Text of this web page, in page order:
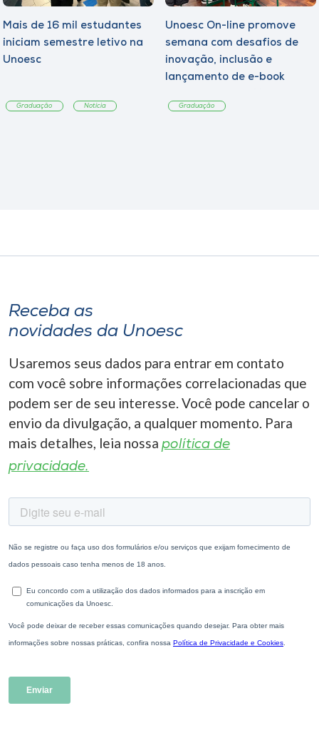
Mais de 16 mil estudantes
iniciam semestre letivo na
Unoesc
Graduação Notícia
Unoesc On-line promove
semana com desafios de
inovação, inclusão e
lançamento de e-book
Graduação
Receba as
novidades da Unoesc
Usaremos seus dados para entrar em contato
com você sobre informações correlacionadas que
podem ser de seu interesse. Você pode cancelar o
envio da divulgação, a qualquer momento. Para
mais detalhes, leia nossa política de
privacidade.